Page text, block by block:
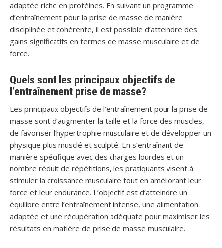
adaptée riche en protéines. En suivant un programme
d’entraînement pour la prise de masse de manière
disciplinée et cohérente, il est possible d’atteindre des
gains significatifs en termes de masse musculaire et de
force.
Quels sont les principaux objectifs de
l’entraînement prise de masse?
Les principaux objectifs de l’entraînement pour la prise de
masse sont d’augmenter la taille et la force des muscles,
de favoriser l’hypertrophie musculaire et de développer un
physique plus musclé et sculpté. En s’entraînant de
manière spécifique avec des charges lourdes et un
nombre réduit de répétitions, les pratiquants visent à
stimuler la croissance musculaire tout en améliorant leur
force et leur endurance. L’objectif est d’atteindre un
équilibre entre l’entraînement intense, une alimentation
adaptée et une récupération adéquate pour maximiser les
résultats en matière de prise de masse musculaire.